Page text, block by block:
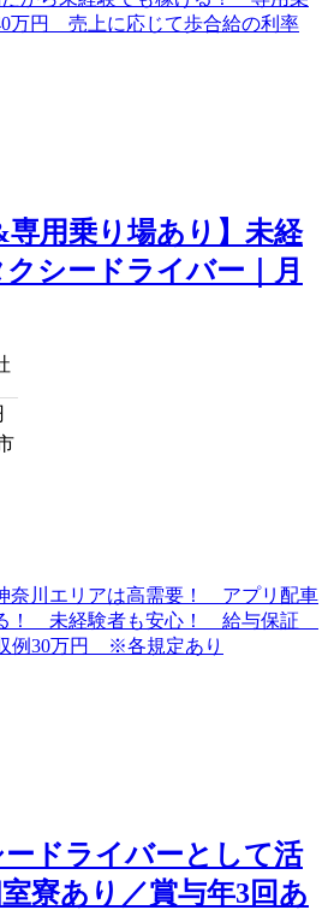
専用乗り場あり】未経
シードライバー｜月
ドライバーとして活
寮あり／賞与年3回あ